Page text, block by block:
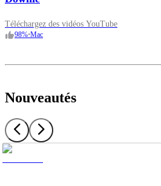
Téléchargez des vidéos YouTube
98%•Mac
Nouveautés